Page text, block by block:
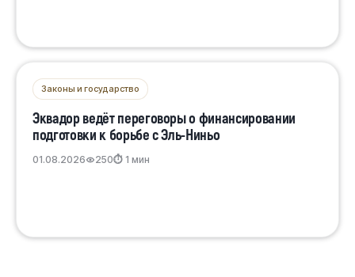
Законы и государство
Эквадор ведёт переговоры о финансировании
подготовки к борьбе с Эль-Ниньо
01.08.2026 250⏱ 1 мин